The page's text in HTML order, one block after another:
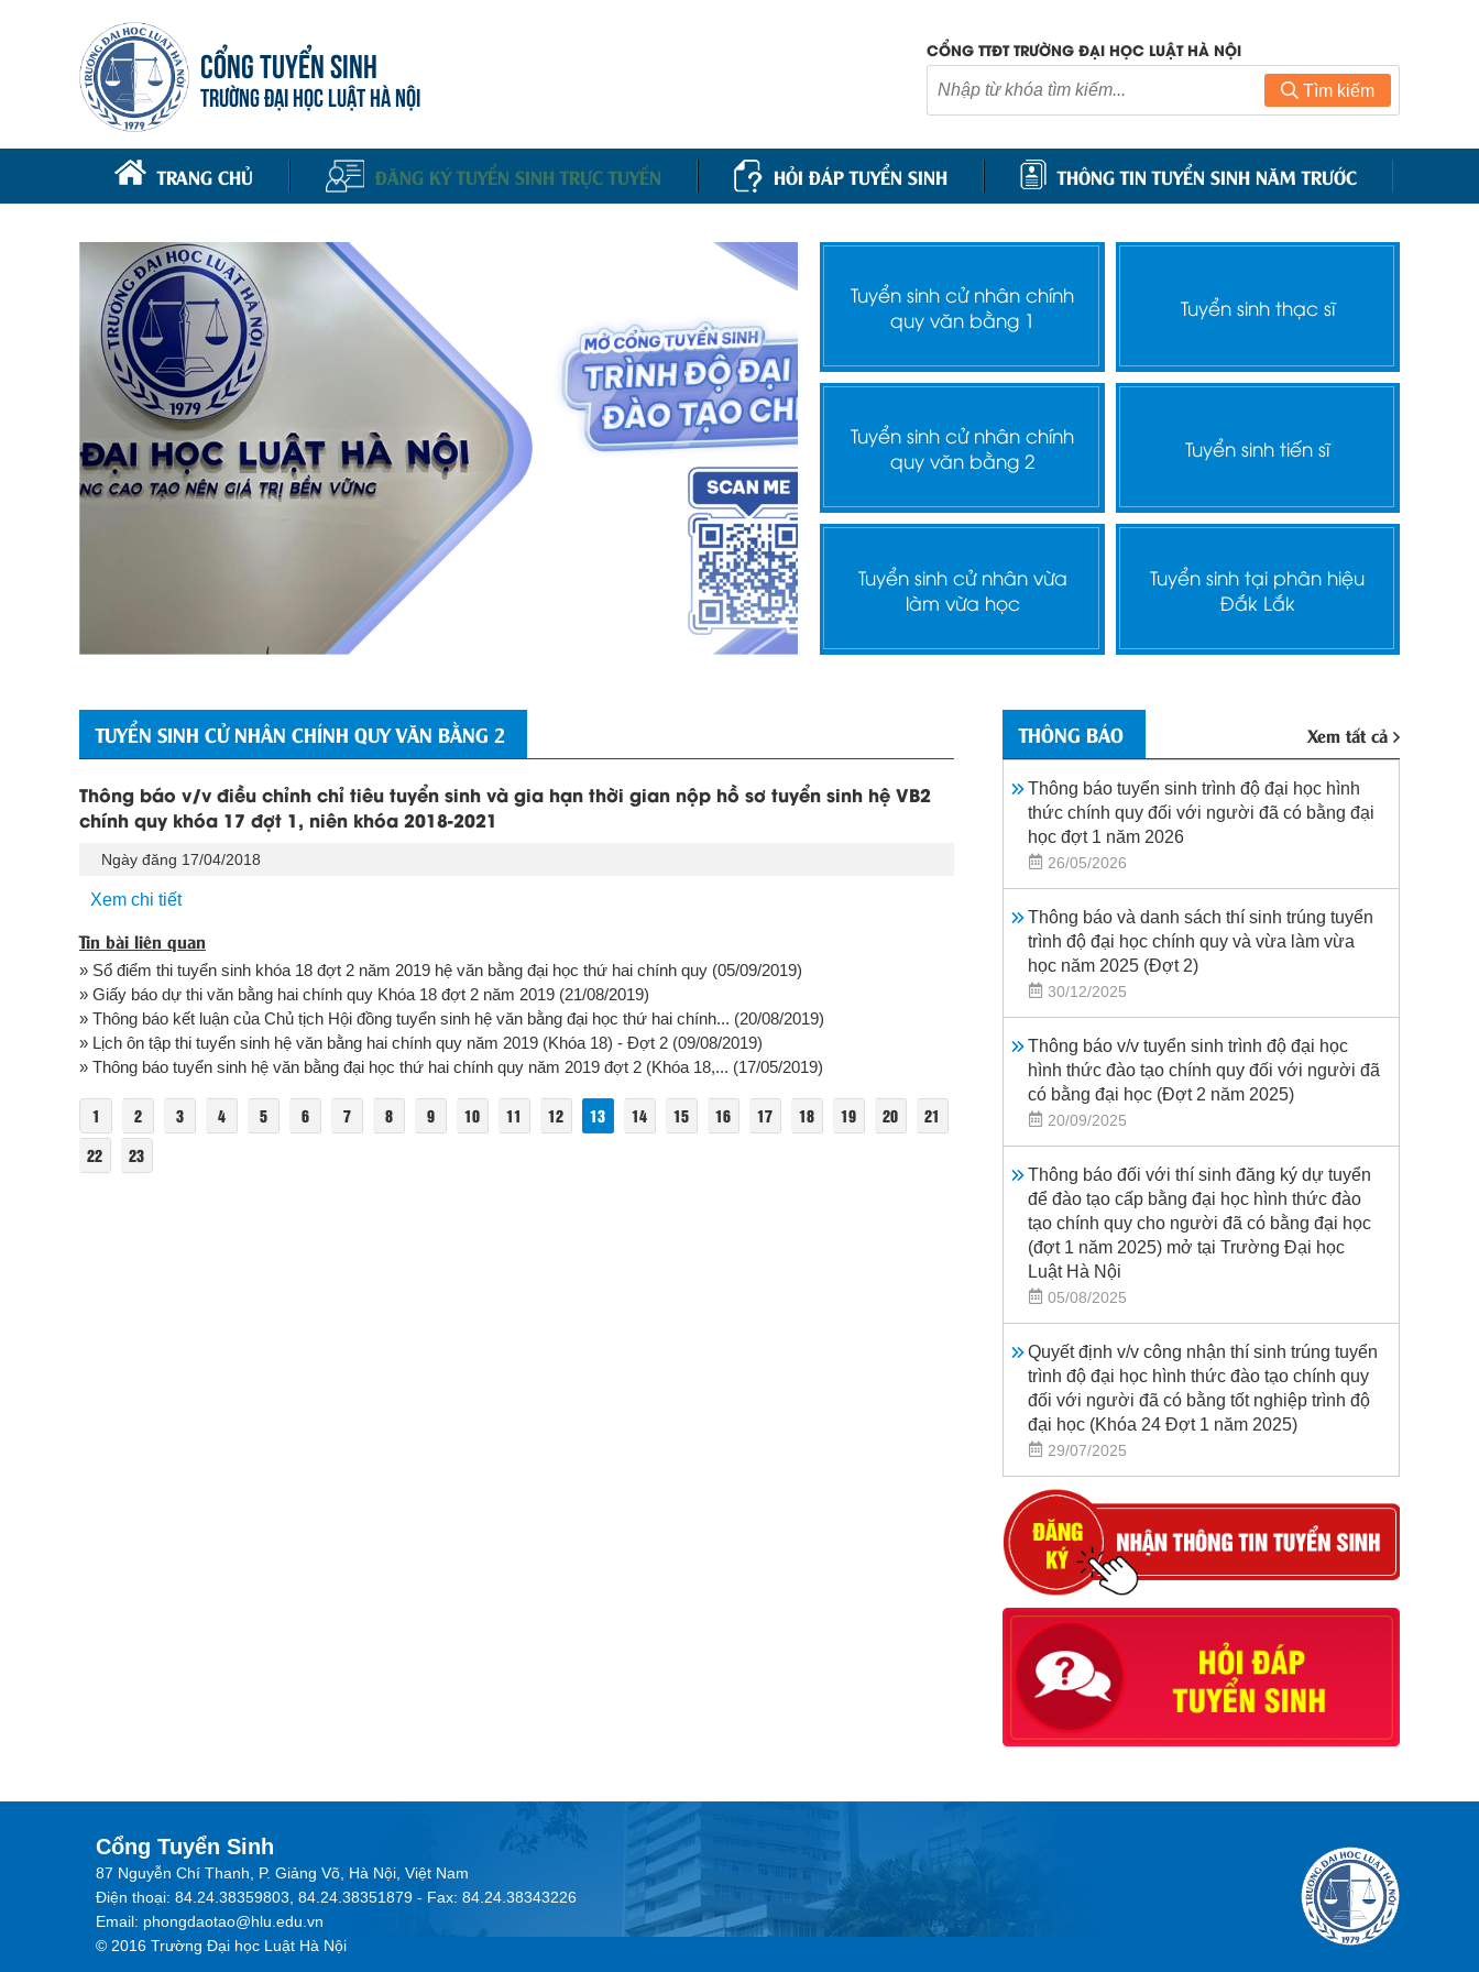
CỔNG TUYỂN SINH
TRƯỜNG ĐẠI HỌC LUẬT HÀ NỘI
CỔNG TTĐT TRƯỜNG ĐẠI HỌC LUẬT HÀ NỘI
Tìm kiếm
TRANG CHỦ ĐĂNG KÝ TUYỂN SINH TRỰC TUYẾN HỎI ĐÁP TUYỂN SINH THÔNG TIN TUYỂN SINH NĂM TRƯỚC
Tuyển sinh cử nhân chính
quy văn bằng 1
Tuyển sinh thạc sĩ
Tuyển sinh cử nhân chính
quy văn bằng 2
Tuyển sinh tiến sĩ
Tuyển sinh cử nhân vừa
làm vừa học
Tuyển sinh tại phân hiệu
Đắk Lắk
TUYỂN SINH CỬ NHÂN CHÍNH QUY VĂN BẰNG 2
Thông báo v/v điều chỉnh chỉ tiêu tuyển sinh và gia hạn thời gian nộp hồ sơ tuyển sinh hệ VB2
chính quy khóa 17 đợt 1, niên khóa 2018-2021
Ngày đăng 17/04/2018
Xem chi tiết
Tin bài liên quan
» Sổ điểm thi tuyển sinh khóa 18 đợt 2 năm 2019 hệ văn bằng đại học thứ hai chính quy (05/09/2019)
» Giấy báo dự thi văn bằng hai chính quy Khóa 18 đợt 2 năm 2019 (21/08/2019)
» Thông báo kết luận của Chủ tịch Hội đồng tuyển sinh hệ văn bằng đại học thứ hai chính... (20/08/2019)
» Lịch ôn tập thi tuyển sinh hệ văn bằng hai chính quy năm 2019 (Khóa 18) - Đợt 2 (09/08/2019)
» Thông báo tuyển sinh hệ văn bằng đại học thứ hai chính quy năm 2019 đợt 2 (Khóa 18,... (17/05/2019)
1 2 3 4 5 6 7 8 9 10 11 12 13 14 15 16 17 18 19 20
21
22
23
THÔNG BÁO Xem tất cả
Thông báo tuyển sinh trình độ đại học hình
thức chính quy đối với người đã có bằng đại
học đợt 1 năm 2026
26/05/2026
Thông báo và danh sách thí sinh trúng tuyển
trình độ đại học chính quy và vừa làm vừa
học năm 2025 (Đợt 2)
30/12/2025
Thông báo v/v tuyển sinh trình độ đại học
hình thức đào tạo chính quy đối với người đã
có bằng đại học (Đợt 2 năm 2025)
20/09/2025
Thông báo đối với thí sinh đăng ký dự tuyển
để đào tạo cấp bằng đại học hình thức đào
tạo chính quy cho người đã có bằng đại học
(đợt 1 năm 2025) mở tại Trường Đại học
Luật Hà Nội
05/08/2025
Quyết định v/v công nhận thí sinh trúng tuyển
trình độ đại học hình thức đào tạo chính quy
đối với người đã có bằng tốt nghiệp trình độ
đại học (Khóa 24 Đợt 1 năm 2025)
29/07/2025
Cổng Tuyển Sinh
87 Nguyễn Chí Thanh, P. Giảng Võ, Hà Nội, Việt Nam
Điện thoại: 84.24.38359803, 84.24.38351879 - Fax: 84.24.38343226
Email: phongdaotao@hlu.edu.vn
© 2016 Trường Đại học Luật Hà Nội